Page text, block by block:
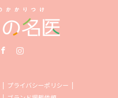
プライバシーポリシー